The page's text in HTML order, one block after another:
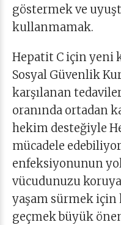
göstermek ve
kullanmamak.
Hepatit C için yeni
Sosyal Güvenlik
karşılanan
oranında ortadan
hekim desteğiyle
mücadele
enfeksiyonunun
vücudunuzu
yaşam sürmek
geçmek büyük